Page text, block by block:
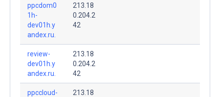
ppcdom0
1h-
dev01h.y
andex.ru.
213.18
0.204.2
42
review-
dev01h.y
andex.ru.
213.18
0.204.2
42
ppccloud-
213.18